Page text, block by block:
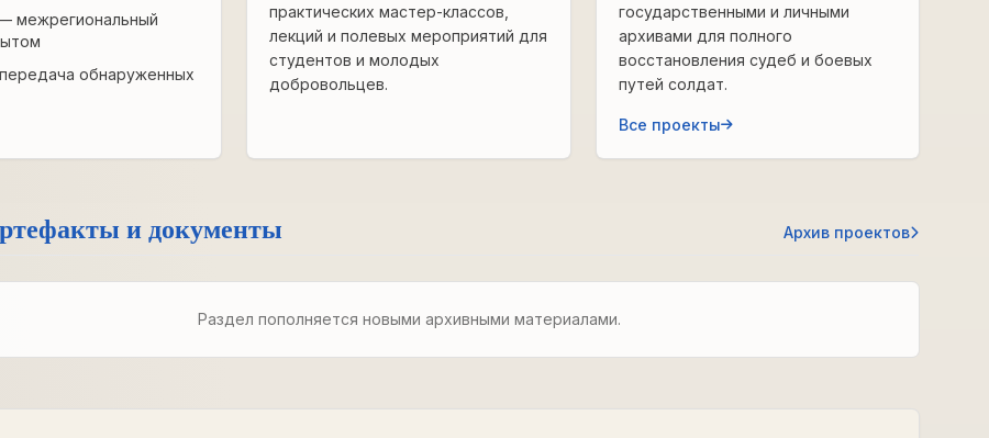
межрегиональный
обнаруженных
практических мастер-классов,
лекций и полевых мероприятий для
студентов и молодых
добровольцев.
государственными и личными
архивами для полного
восстановления судеб и боевых
путей солдат.
Все проекты
и документы Архив проектов
Раздел пополняется новыми архивными материалами.